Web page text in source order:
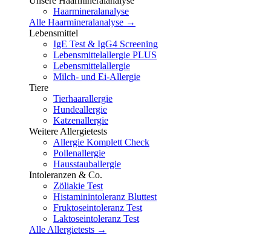
Haarmineralanalyse
Alle Haarmineralanalyse →
Lebensmittel
IgE Test & IgG4 Screening
Lebensmittelallergie PLUS
Lebensmittelallergie
Milch- und Ei-Allergie
Tiere
Tierhaarallergie
Hundeallergie
Katzenallergie
Weitere Allergietests
Allergie Komplett Check
Pollenallergie
Hausstauballergie
Intoleranzen & Co.
Zöliakie Test
Histaminintoleranz Bluttest
Fruktoseintoleranz Test
Laktoseintoleranz Test
Alle Allergietests →